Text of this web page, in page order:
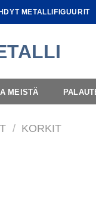
METALLIFIGUURIT
MEISTÄ
/ KORKIT